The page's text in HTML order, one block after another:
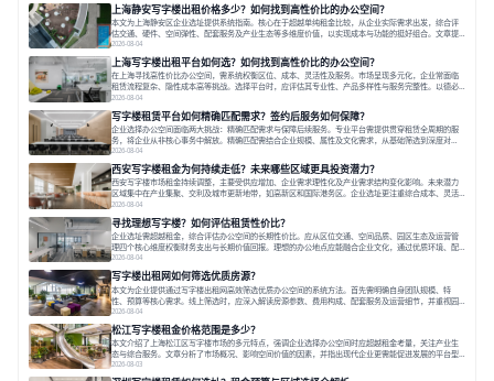
上海静安写字楼出租价格多少？如何找到高性价比的办公空间？
本文为上海静安区企业选址提供系统指南。核心在于超越单纯租金比较，从企业实际需求出发，综合评
估交通、硬件、空间弹性、配套服务及产业生态等多维度价值，以实现成本与功能的挺好组合。文章提
出打破固定工位思维，采用精装灵活空间与共享配套以提升性价比，并通过不同规模企业的实际案例加
以说明。之后指出，专业运营服务商提供的稳定环境、社群活动与产业集聚等增值服务，是很大化空间
价值、助力企业成长的关键。对于许多在
2026-08-04
上海写字楼出租平台如何选？如何找到高性价比的办公空间？
在上海寻找高性价比办公空间，需系统权衡区位、成本、灵活性及服务。市场呈现多元化，企业常面临
租赁流程复杂、隐性成本高等挑战。选择平台时，应评估其专业性、产品多样性与服务完整性。以德必
为例，其提供从空间到生态的解决方案，通过特色园区、灵活产品和丰富配套，满足不同企业需求。企
业应明确自身需求，实地考察，选择能支持长期发展、提升竞争力的办公空间。在上海寻找合适的办公
空间，对于企业行政负责人、中小企业主
2026-08-04
写字楼租赁平台如何精确匹配需求？签约后服务如何保障？
企业选择办公空间面临两大挑战：精确匹配需求与保障后续服务。专业平台需提供贯穿租赁全周期的服
务，将企业从非核心事务中解放。精确匹配需结合企业规模、属性及文化需求，从基础筛选到深度对
接；签约后则需构建覆盖硬件运维、共享配套及专业物业的全周期保障体系。德必集团通过标准化服务
与个性化运营结合，以全国布局和产业生态圈为企业提供稳定支持，体现了从信息撮合到深度服务的能
力转变。在为企业寻找办公空间的过程中，
2026-08-04
西安写字楼租金为何持续走低？未来哪些区域更具投资潜力？
西安写字楼市场租金持续调整，主要受供应增加、企业需求理性化及产业需求结构变化影响。未来潜力
区域集中在产业集聚、交利及城市更新地带，如高新区和国际港务区。企业选址更注重综合成本、灵活
性与员工体验，倾向于提供全包式服务的办公空间。专业运营方通过空间优化与社群服务，助力企业成
长，推动市场向多元化、高性价比方向发展。近年来，西安写字楼市场呈现出租金持续调整的态势，这
一现象引发了的广泛关注。作为西部重要
2026-08-04
寻找理想写字楼？如何评估租赁性价比？
企业选址需超越租金，综合评估办公空间的长期性价比。应从区位交通、空间品质、园区生态及运营管
理四个核心维度权衡财务支出与长期价值回报。理想的办公地点应能融合企业文化，通过优质环境、配
套服务及社群资源赋能业务增长，实现成本与价值的平衡。对于许多正在成长或寻求稳定发展的企业而
言，寻找一处合适的办公空间是一项至关重要的决策。这不仅关系到团队的日常工作效率与协作氛围，
更直接影响着企业的品牌形象、运营成本
2026-08-04
写字楼出租网如何筛选优质房源？
本文为企业提供通过写字楼出租网高效筛选优质办公空间的系统方法。首先需明确自身团队规模、特
性、预算等核心需求。线上筛选时，应深入解读房源参数、费用构成、配套服务及运营细节，并重视园
区产业生态与交通区位价值。同时，需考察运营方的品牌背景与持续服务能力。完成线上初选后，必须
进行线下实地验证，核对空间实景、测试设施、感受园区氛围并确认合同条款，从而做出精确决策。在
数字化时代，写字楼出租网已成为企业寻找
2026-08-04
松江写字楼租金价格范围是多少？
本文介绍了上海松江区写字楼市场的多元特点，强调企业选择办公空间时应超越租金考量，关注产业生
态与综合服务。文章分析了市场概况、影响空间价值的因素，并指出现代企业更需能促进发展的平台型
空间。之后，以德必集团为例，说明运营方如何通过构建服务生态助力企业成长，建议企业系统评估需
求与长期价值，选择匹配的发展载体。对于许多寻求在上海松江区设立或扩展办公空间的企业而言，了
2026-08-03